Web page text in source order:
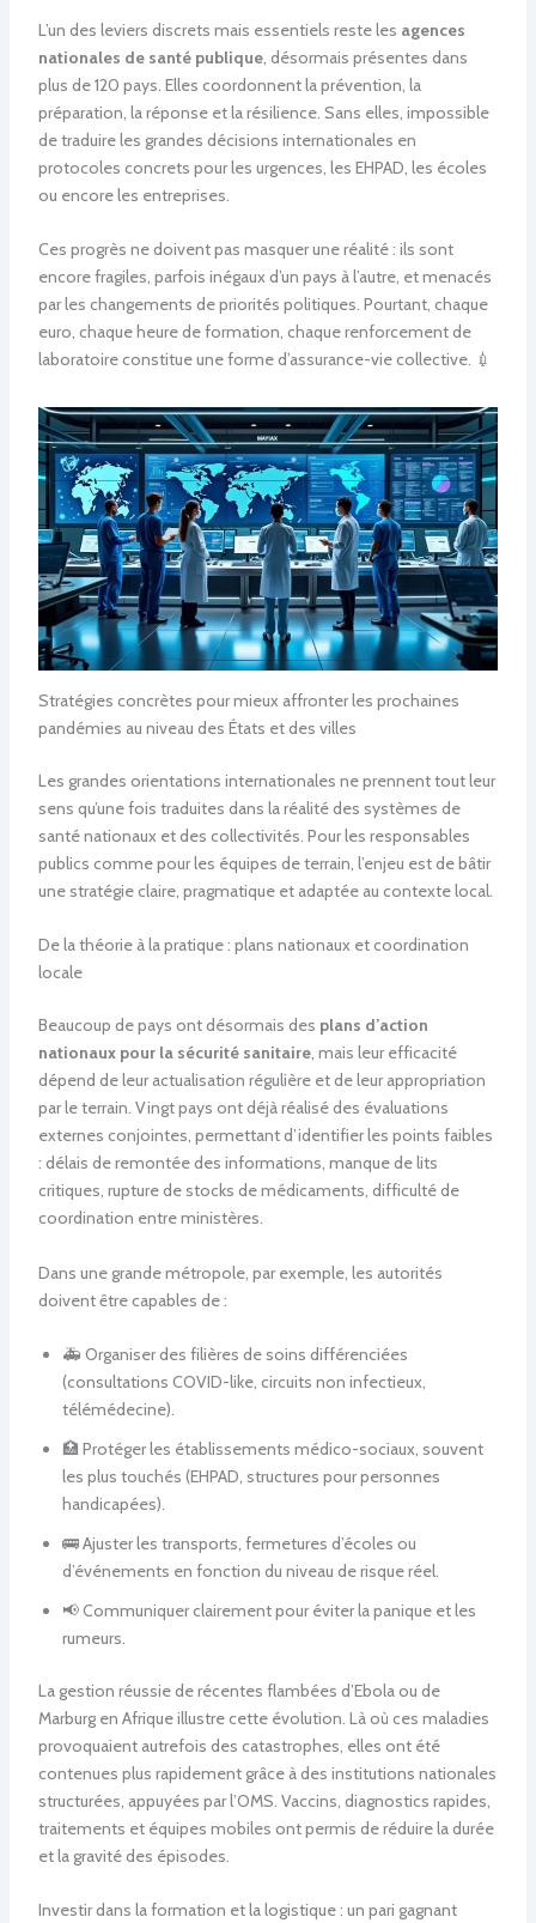
L’un des leviers discrets mais essentiels reste les agences
nationales de santé publique, désormais présentes dans
plus de 120 pays. Elles coordonnent la prévention, la
préparation, la réponse et la résilience. Sans elles, impossible
de traduire les grandes décisions internationales en
protocoles concrets pour les urgences, les EHPAD, les écoles
ou encore les entreprises.
Ces progrès ne doivent pas masquer une réalité : ils sont
encore fragiles, parfois inégaux d’un pays à l’autre, et menacés
par les changements de priorités politiques. Pourtant, chaque
euro, chaque heure de formation, chaque renforcement de
laboratoire constitue une forme d’assurance-vie collective. 💉
Stratégies concrètes pour mieux affronter les prochaines
pandémies au niveau des États et des villes
Les grandes orientations internationales ne prennent tout leur
sens qu’une fois traduites dans la réalité des systèmes de
santé nationaux et des collectivités. Pour les responsables
publics comme pour les équipes de terrain, l’enjeu est de bâtir
une stratégie claire, pragmatique et adaptée au contexte local.
De la théorie à la pratique : plans nationaux et coordination
locale
Beaucoup de pays ont désormais des plans d’action
nationaux pour la sécurité sanitaire, mais leur efficacité
dépend de leur actualisation régulière et de leur appropriation
par le terrain. Vingt pays ont déjà réalisé des évaluations
externes conjointes, permettant d’identifier les points faibles
: délais de remontée des informations, manque de lits
critiques, rupture de stocks de médicaments, difficulté de
coordination entre ministères.
Dans une grande métropole, par exemple, les autorités
doivent être capables de :
🚑 Organiser des filières de soins différenciées
(consultations COVID-like, circuits non infectieux,
télémédecine).
🏥 Protéger les établissements médico-sociaux, souvent
les plus touchés (EHPAD, structures pour personnes
handicapées).
🚌 Ajuster les transports, fermetures d’écoles ou
d’événements en fonction du niveau de risque réel.
📢 Communiquer clairement pour éviter la panique et les
rumeurs.
La gestion réussie de récentes flambées d’Ebola ou de
Marburg en Afrique illustre cette évolution. Là où ces maladies
provoquaient autrefois des catastrophes, elles ont été
contenues plus rapidement grâce à des institutions nationales
structurées, appuyées par l’OMS. Vaccins, diagnostics rapides,
traitements et équipes mobiles ont permis de réduire la durée
et la gravité des épisodes.
Investir dans la formation et la logistique : un pari gagnant